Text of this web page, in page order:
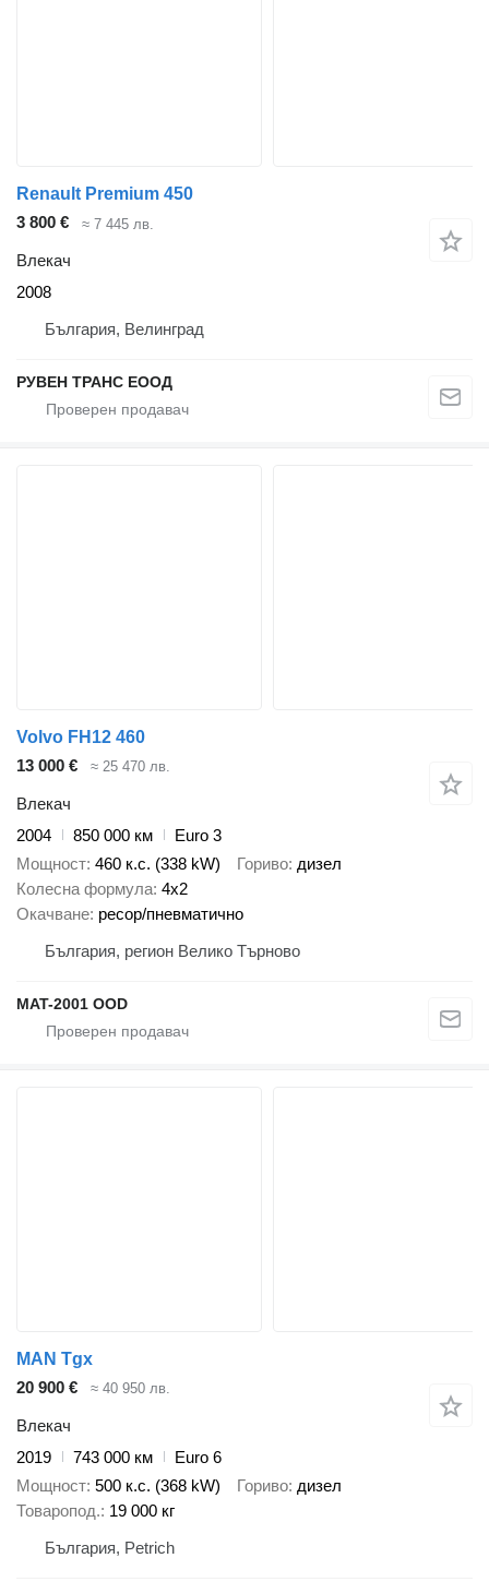
Renault Premium 450
3 800 €
≈ 7 445 лв.
Влекач
2008
България, Велинград
РУВЕН ТРАНС ЕООД
Volvo FH12 460
13 000 €
≈ 25 470 лв.
Влекач
2004
850 000 км
Euro 3
Мощност 460 к.с. (338 kW) Гориво дизел
Колесна формула 4x2
Окачване ресор/пневматично
България, регион Велико Търново
MAT-2001 OOD
MAN Tgx
20 900 €
≈ 40 950 лв.
Влекач
2019
743 000 км
Euro 6
Мощност 500 к.с. (368 kW) Гориво дизел
Товаропод. 19 000 кг
България, Petrich